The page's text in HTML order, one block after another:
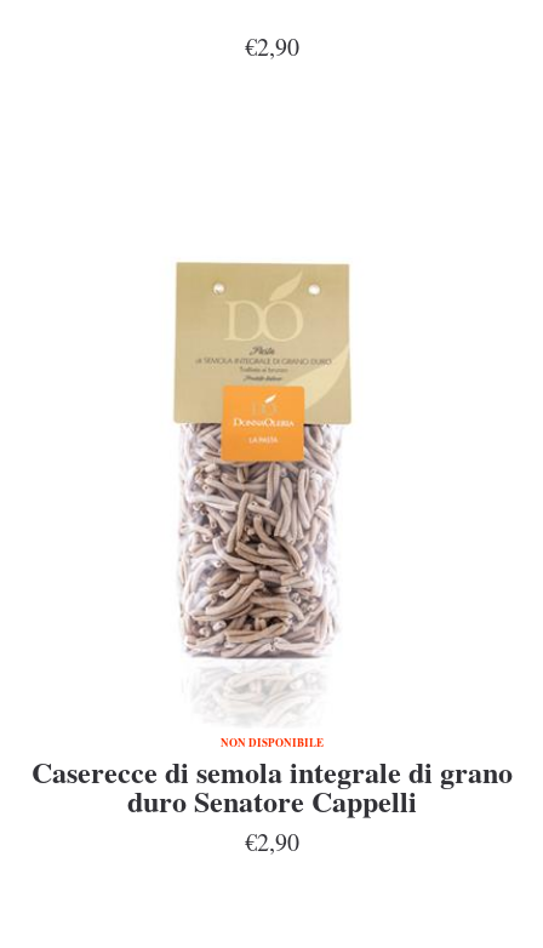
€2,90
NON DISPONIBILE
Caserecce di semola integrale di grano
duro Senatore Cappelli
€2,90